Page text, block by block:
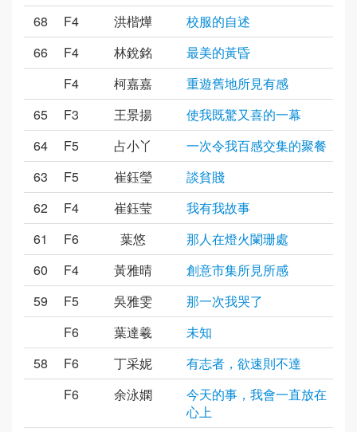
68
F4 洪楷燁
校服的自述
66
F4 林銳銘
最美的黃昏
F4
柯嘉嘉
重遊舊地所見有感
65
F3 王景揚
使我既驚又喜的一幕
64
F5 占小丫
一次令我百感交集的聚餐
63
F5 崔鈺瑩
談貧賤
62
F4 崔鈺莹
我有我故事
61
F6 葉悠
那人在燈火闌珊處
60
F4 黃雅晴
創意市集所見所感
59
F5 吳雅雯
那一次我哭了
F6
葉達羲
未知
58
F6 丁采妮
有志者，欲速則不達
F6
余泳嫻
今天的事，我會一直放在
心上